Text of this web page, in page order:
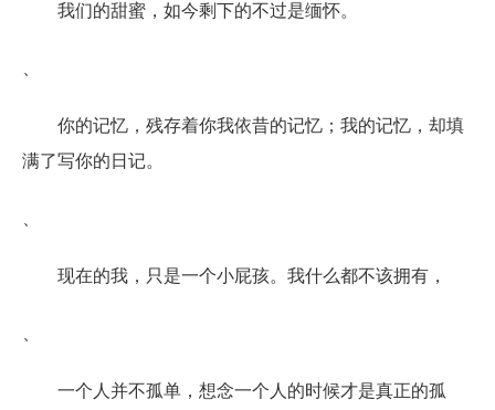
我们的甜蜜，如今剩下的不过是缅怀。
你的记忆，残存着你我依昔的记忆；我的记忆，却填
满了写你的日记。
现在的我，只是一个小屁孩。我什么都不该拥有，
一个人并不孤单，想念一个人的时候才是真正的孤